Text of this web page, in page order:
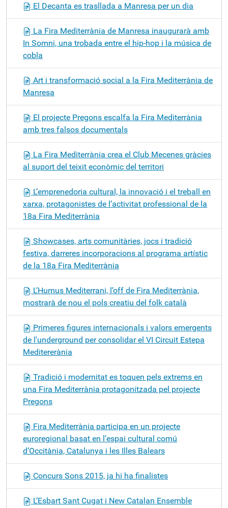
El Decanta es trasllada a Manresa per un dia
La Fira Mediterrània de Manresa inaugurarà amb
In Somni, una trobada entre el hip-hop i la música de
cobla
Art i transformació social a la Fira Mediterrània de
Manresa
El projecte Pregons escalfa la Fira Mediterrània
amb tres falsos documentals
La Fira Mediterrània crea el Club Mecenes gràcies
al suport del teixit econòmic del territori
L’emprenedoria cultural, la innovació i el treball en
xarxa, protagonistes de l’activitat professional de la
18a Fira Mediterrània
Showcases, arts comunitàries, jocs i tradició
festiva, darreres incorporacions al programa artístic
de la 18a Fira Mediterrània
L’Humus Mediterrani, l’off de Fira Mediterrània,
mostrarà de nou el pols creatiu del folk català
Primeres figures internacionals i valors emergents
de l'underground per consolidar el VI Circuit Estepa
Meditererània
Tradició i modernitat es toquen pels extrems en
una Fira Mediterrània protagonitzada pel projecte
Pregons
Fira Mediterrània participa en un projecte
euroregional basat en l’espai cultural comú
d’Occitània, Catalunya i les Illes Balears
Concurs Sons 2015, ja hi ha finalistes
L’Esbart Sant Cugat i New Catalan Ensemble